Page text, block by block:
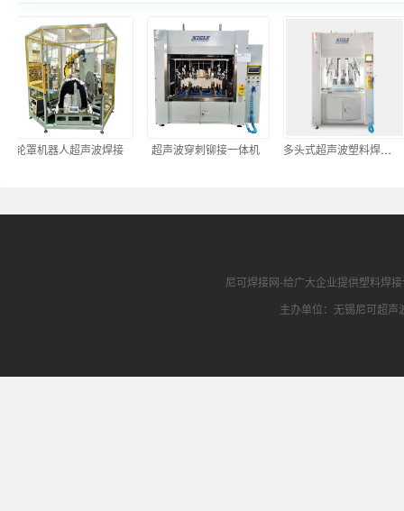
轮罩机器人超声波焊接 超声波穿刺铆接一体机 多头式超声波塑料焊接机
尼可焊接网-给广大企业提供塑料焊
主办单位：无锡尼可超